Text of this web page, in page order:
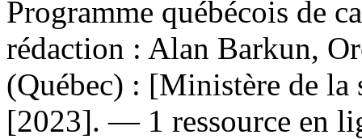
Programme québécois de
rédaction : Alan Barkun,
(Québec) : [Ministère de la
[2023]. — 1 ressource en